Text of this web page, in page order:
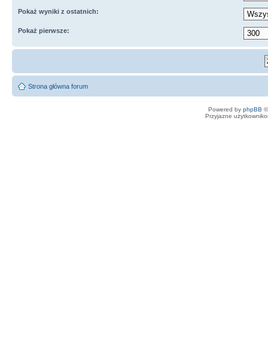
Pokaż wyniki z ostatnich:
Pokaż pierwsze:
Strona główna forum
Powered by phpBB
Przyjazne